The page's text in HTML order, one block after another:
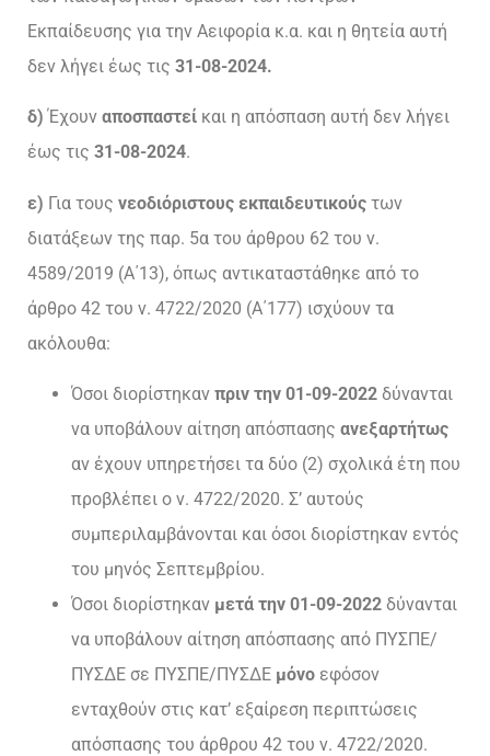
Εκπαίδευσης για την Αειφορία κ.α. και η θητεία αυτή
δεν λήγει έως τις 31-08-2024.
δ)Έχουν αποσπαστεί και η απόσπαση αυτή δεν λήγει
έως τις 31-08-2024.
ε) Για τους νεοδιόριστους εκπαιδευτικούς των
διατάξεων της παρ. 5α του άρθρου 62 του ν.
4589/2019 (Α΄13), όπως αντικαταστάθηκε από το
άρθρο 42 του ν. 4722/2020 (Α΄177) ισχύουν τα
ακόλουθα:
Όσοι διορίστηκαν πριν την 01-09-2022 δύνανται
να υποβάλουν αίτηση απόσπασης ανεξαρτήτως
αν έχουν υπηρετήσει τα δύο (2) σχολικά έτη που
προβλέπει ο ν. 4722/2020. Σ’ αυτούς
συμπεριλαμβάνονται και όσοι διορίστηκαν εντός
του μηνός Σεπτεμβρίου.
Όσοι διορίστηκαν μετά την 01-09-2022 δύνανται
να υποβάλουν αίτηση απόσπασης από ΠΥΣΠΕ/
ΠΥΣΔΕ σε ΠΥΣΠΕ/ΠΥΣΔΕ μόνο εφόσον
ενταχθούν στις κατ’ εξαίρεση περιπτώσεις
απόσπασης του άρθρου 42 του ν. 4722/2020.